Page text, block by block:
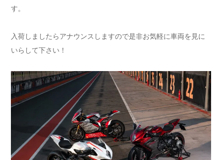
す。
入荷しましたらアナウンスしますので是非お気軽に車両を見に
いらして下さい！